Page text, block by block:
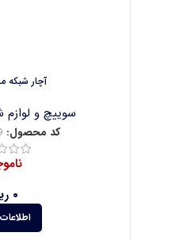
آچار شبکه
سوییچ و لوازم
کد محصول:
۰